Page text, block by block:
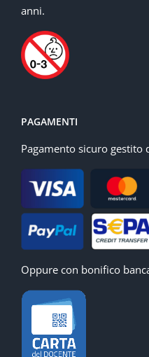
anni.
PAGAMENTI
Pagamento sicuro gestito
Oppure con bonifico